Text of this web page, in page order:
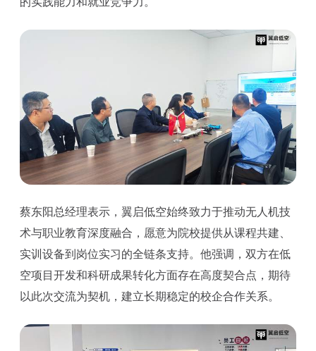
蔡东阳总经理表示，翼启低空始终致力于推动无人机技
术与职业教育深度融合，愿意为院校提供从课程共建、
实训设备到岗位实习的全链条支持。他强调，双方在低
空项目开发和科研成果转化方面存在高度契合点，期待
以此次交流为契机，建立长期稳定的校企合作关系。